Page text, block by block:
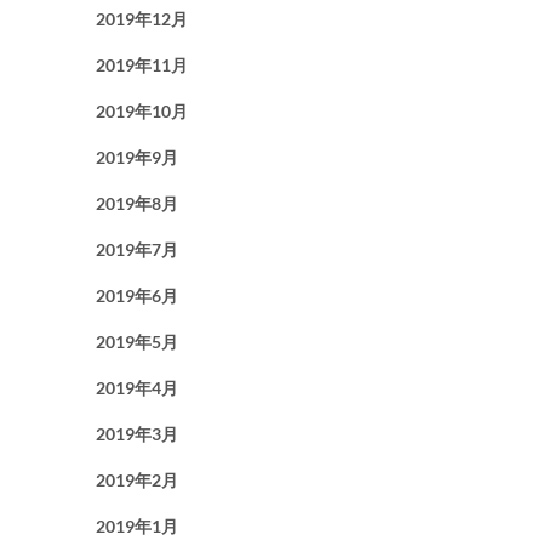
2019年12月
2019年11月
2019年10月
2019年9月
2019年8月
2019年7月
2019年6月
2019年5月
2019年4月
2019年3月
2019年2月
2019年1月